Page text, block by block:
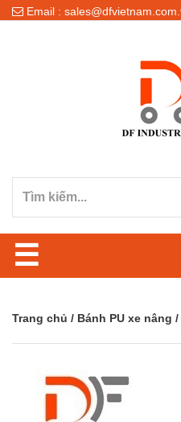
Email :
☰
Trang chủ / Bánh PU xe nâng /